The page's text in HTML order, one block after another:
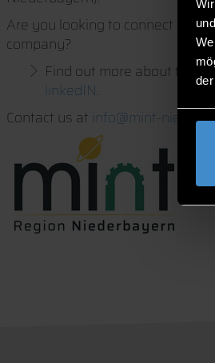
Are you looking to connect with
company?
Find out more about the
linkedIN.
Contact us at info@mint-